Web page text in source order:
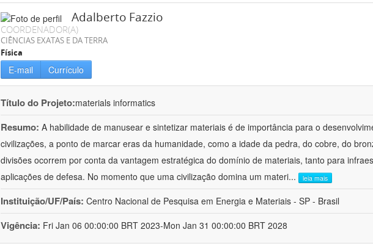
Adalberto Fazzio
COORDENADOR(A)
CIÊNCIAS EXATAS E DA TERRA
Física
E-mail Currículo
Título do Projeto:materials informatics
Resumo: A habilidade de manusear e sintetizar materiais é de importância para o
civilizações, a ponto de marcar eras da humanidade, como a idade da pedra, do cobre, do
divisões ocorrem por conta da vantagem estratégica do domínio de materiais, tanto para
aplicações de defesa. No momento que uma civilização domina um materi... leia mais
Instituição/UF/País: Centro Nacional de Pesquisa em Energia e Materiais - SP - Brasil
Vigência: Fri Jan 06 00:00:00 BRT 2023-Mon Jan 31 00:00:00 BRT 2028